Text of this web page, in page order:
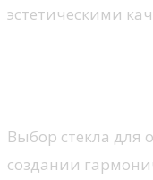
эстетическими
Выбор стекла для
создании